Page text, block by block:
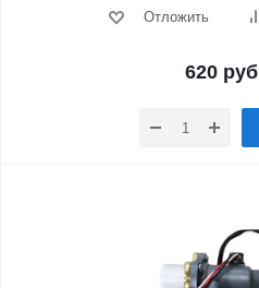
Отложить
620